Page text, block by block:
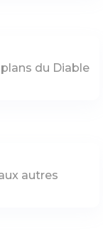
du Diable
autres